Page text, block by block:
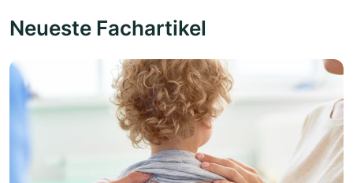
Neueste Fachartikel